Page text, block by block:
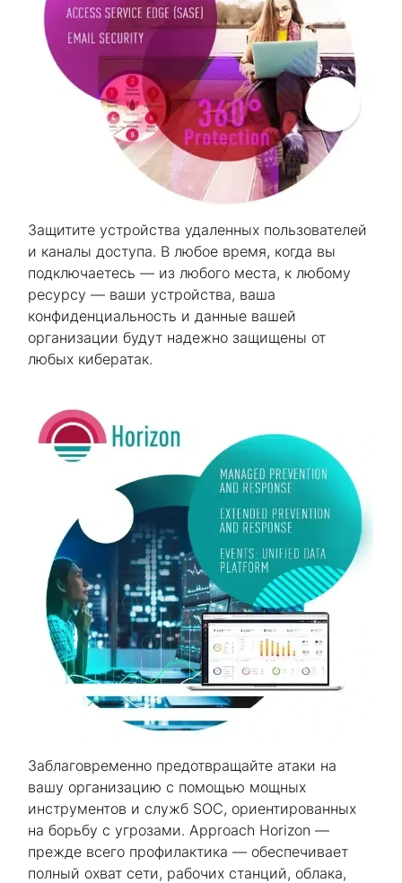
Защитите устройства удаленных пользователей
и каналы доступа. В любое время, когда вы
подключаетесь — из любого места, к любому
ресурсу — ваши устройства, ваша
конфиденциальность и данные вашей
организации будут надежно защищены от
любых кибератак.
Заблаговременно предотвращайте атаки на
вашу организацию с помощью мощных
инструментов и служб SOC, ориентированных
на борьбу с угрозами. Approach Horizon —
прежде всего профилактика — обеспечивает
полный охват сети, рабочих станций, облака,